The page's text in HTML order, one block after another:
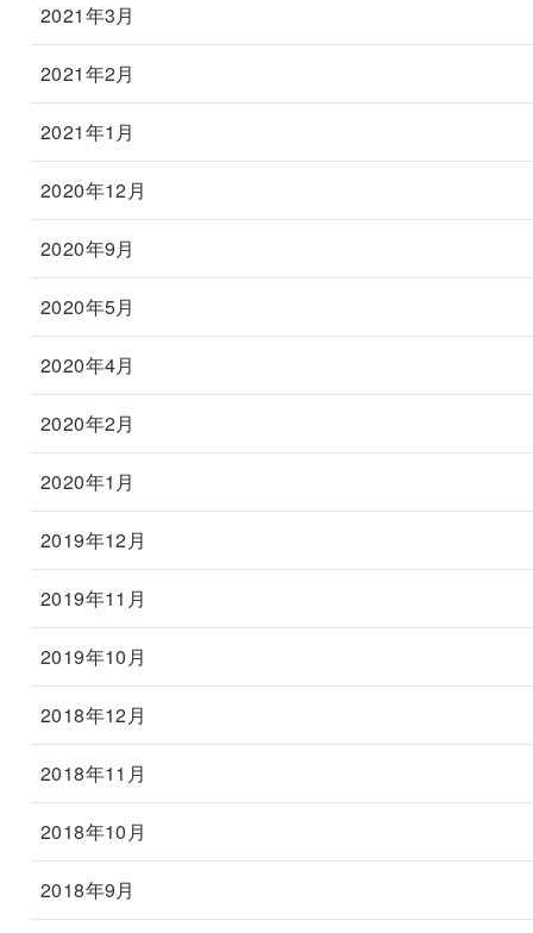
2021年3月
2021年2月
2021年1月
2020年12月
2020年9月
2020年5月
2020年4月
2020年2月
2020年1月
2019年12月
2019年11月
2019年10月
2018年12月
2018年11月
2018年10月
2018年9月